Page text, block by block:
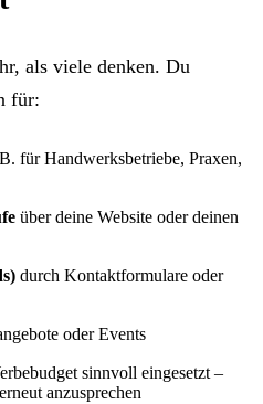
als viele denken. Du
für:
für Handwerksbetriebe, Praxen,
über deine Website oder deinen
durch Kontaktformulare oder
oder Events
sinnvoll eingesetzt –
anzusprechen